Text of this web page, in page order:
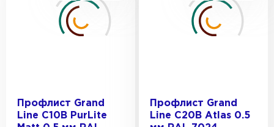
Профлист Grand
Line С10В PurLite
Профлист Grand
Line С20В Atlas 0.5